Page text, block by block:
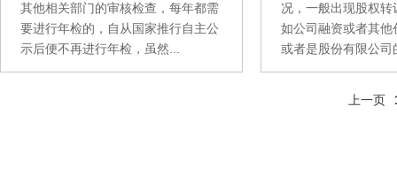
其他相关部门的审核检查，每年都需
要进行年检的，自从国家推行自主公
示后便不再进行年检，虽然...
况，一般出现股权转
如公司融资或者其他
或者是股份有限公司
上一页